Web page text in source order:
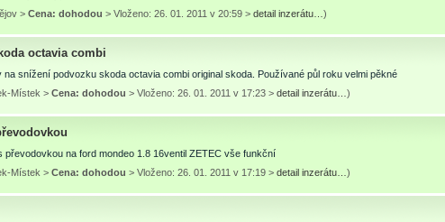
> Cena: dohodou > Vloženo: 26. 01. 2011 v 20:59 > detail inzerátu… )
octavia combi
na snížení podvozku skoda octavia combi original skoda. Používané půl roku velmi pěkné
Místek > Cena: dohodou > Vloženo: 26. 01. 2011 v 17:23 > detail inzerátu… )
převodovkou na ford mondeo 1.8 16ventil ZETEC vše funkční
Místek > Cena: dohodou > Vloženo: 26. 01. 2011 v 17:19 > detail inzerátu… )